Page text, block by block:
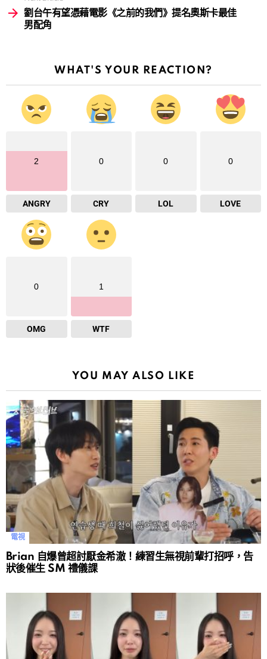
劉台午有望憑藉電影《之前的我們》提名奧斯卡最佳
男配角
WHAT'S YOUR REACTION?
2
ANGRY
0
CRY
0
LOL
0
LOVE
0
OMG
1
WTF
YOU MAY ALSO LIKE
電視
Brian 自爆曾超討厭金希澈！練習生無視前輩打招呼，告
狀後催生 SM 禮儀課